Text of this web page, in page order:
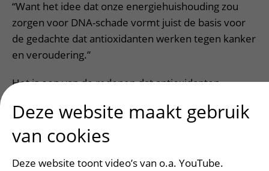
“Want het idee dat onze energiehuishouding zou
zorgen voor DNA-schade vormt juist de basis voor
de gedachte dat antioxidanten werken tegen kanker
en veroudering.”
Het is een van de redenen dat antioxidanten
De onderzoekers hopen duidelijk te maken dat hier
dus geen direct bewijs voor lijkt te zijn, en dat het
ook negatieve effecten heeft.
Deze website maakt gebruik
van cookies
Deze website toont video’s van o.a. YouTube.